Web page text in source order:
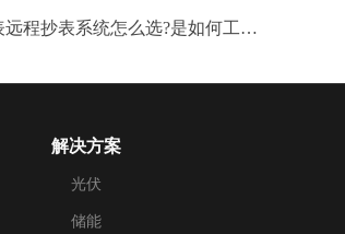
水表远程抄表系统怎么选?是如何工作的?
解决方案
光伏
储能